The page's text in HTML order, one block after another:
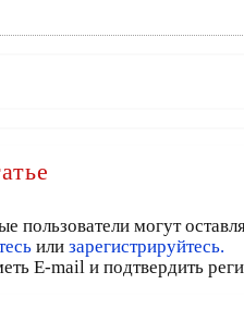
пользователи могут
или зарегистрируйтесь.
E-mail и подтвердить